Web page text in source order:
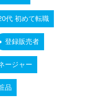
代 初めて転職
登録販売者
ージャー
品